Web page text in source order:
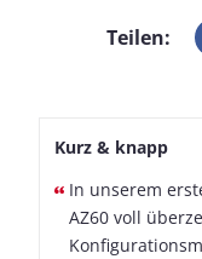
Teilen:
Kurz & knapp
In unserem
AZ60 voll